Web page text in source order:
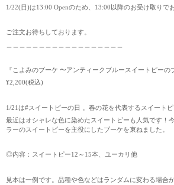
1/22(日)は13:00 Openのため、13:00以降のお受け取りで
ご注文お待ちしております。
『こよみのブーケ 〜アンティークブルースイートピー
¥2,200(税込)
1/21は#スイートピーの日 。春の花を代表するスイートピ
最近はオシャレな色に染めたスイートピーも人気です！
ラーのスイートピーを主役にしたブーケを束ねました。
◎内容：スイートピー12～15本、ユーカリ他
見本は一例です。品種や色などはランダムに変わる場合